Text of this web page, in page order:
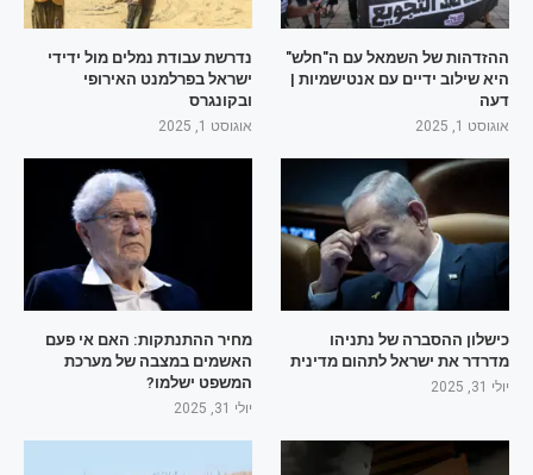
ההזדהות של השמאל עם ה"חלש"
היא שילוב ידיים עם אנטישמיות |
דעה
אוגוסט 1, 2025
נדרשת עבודת נמלים מול ידידי
ישראל בפרלמנט האירופי
ובקונגרס
אוגוסט 1, 2025
כישלון ההסברה של נתניהו
מדרדר את ישראל לתהום מדינית
יולי 31, 2025
מחיר ההתנתקות: האם אי פעם
האשמים במצבה של מערכת
המשפט ישלמו?
יולי 31, 2025